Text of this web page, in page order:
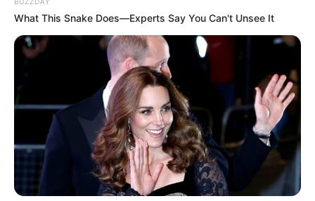
TEMAS DESTACADOS
EMERGENCIAS POR LLUVIAS
METRO DE MEDELLÍN
ELECCIONES PRESIDENCIALES
MARINILLA - ANTIOQUIA
EPM
YONDÓ - ANTIOQUIA
RIONEGRO
What This Snake Does—Experts Say You Can't Unsee It